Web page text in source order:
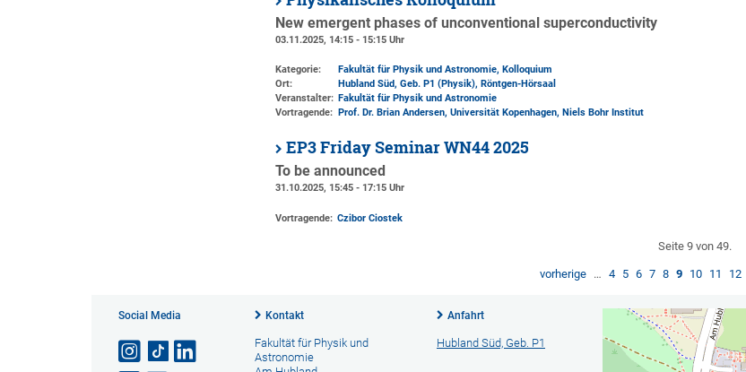
New emergent phases of unconventional superconductivity
03.11.2025, 14:15 - 15:15 Uhr
Kategorie:
Fakultät für Physik und Astronomie, Kolloquium
Ort:
Hubland Süd, Geb. P1 (Physik), Röntgen-Hörsaal
Veranstalter: Fakultät für Physik und Astronomie
Vortragende:
Prof. Dr. Brian Andersen, Universität Kopenhagen, Niels Bohr Institut
EP3 Friday Seminar WN44 2025
To be announced
31.10.2025, 15:45 - 17:15 Uhr
Vortragende: Czibor Ciostek
Seite 9 von 49.
vorherige … 4 5 6 7 8 9 10 11 12
Social Media Kontakt
Fakultät für Physik und
Astronomie
Anfahrt
Hubland Süd, Geb. P1